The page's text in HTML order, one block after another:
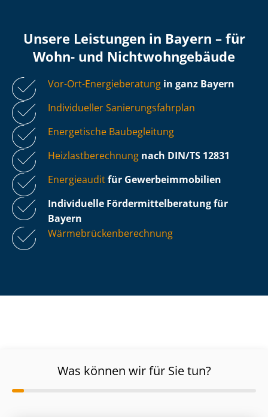
Unsere Leistungen in Bayern – für
Wohn- und Nicht­wohn­ge­bäu­de
Vor-Ort-Energieberatung in ganz Bayern
Individueller Sa­nie­rungs­fahr­plan
Energetische Baubegleitung
Heiz­last­be­rech­nung nach DIN/TS 12831
Energieauditfür Ge­wer­be­im­mo­bi­li­en
Individuelle För­der­mit­tel­be­ra­tung für
Bayern
Wär­me­brü­cken­be­rech­nung
Was können wir für Sie tun?